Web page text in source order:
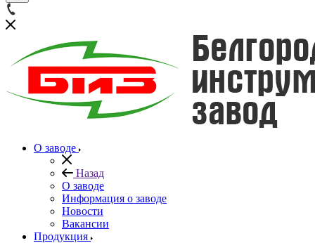
О заводе
Назад
О заводе
Информация о заводе
Новости
Вакансии
Продукция